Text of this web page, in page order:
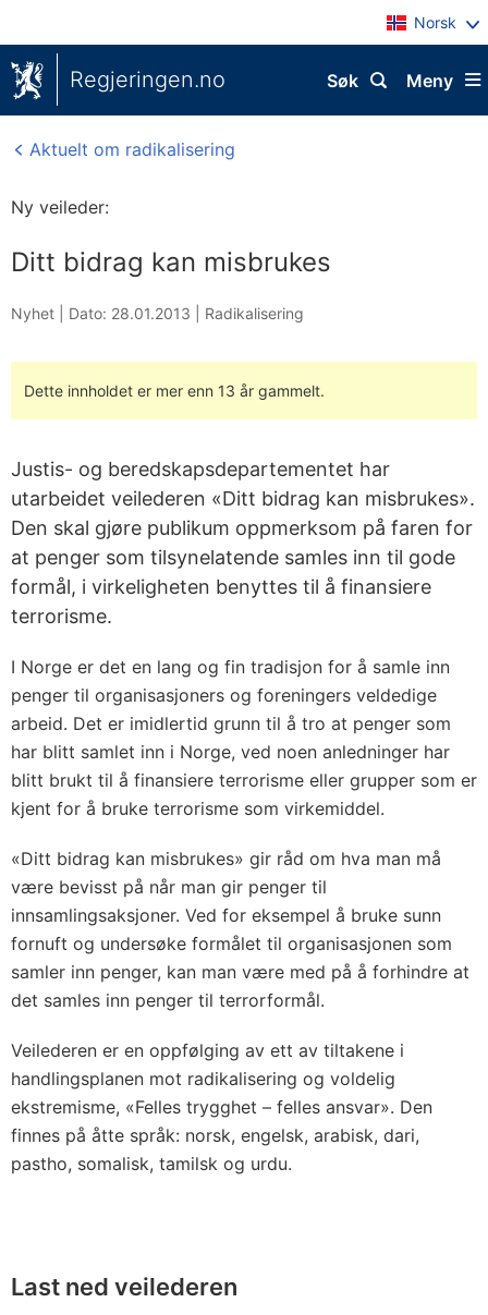
Norsk
Regjeringen.no Meny
Søk
Aktuelt om radikalisering
Ny veileder:
Ditt bidrag kan misbrukes
Nyhet | Dato: 28.01.2013 Radikalisering
Dette innholdet er mer enn 13 år gammelt.
Justis- og beredskapsdepartementet har
utarbeidet veilederen «Ditt bidrag kan misbrukes».
Den skal gjøre publikum oppmerksom på faren for
at penger som tilsynelatende samles inn til gode
formål, i virkeligheten benyttes til å finansiere
terrorisme.
I Norge er det en lang og fin tradisjon for å samle inn
penger til organisasjoners og foreningers veldedige
arbeid. Det er imidlertid grunn til å tro at penger som
har blitt samlet inn i Norge, ved noen anledninger har
blitt brukt til å finansiere terrorisme eller grupper som er
kjent for å bruke terrorisme som virkemiddel.
«Ditt bidrag kan misbrukes» gir råd om hva man må
være bevisst på når man gir penger til
innsamlingsaksjoner. Ved for eksempel å bruke sunn
fornuft og undersøke formålet til organisasjonen som
samler inn penger, kan man være med på å forhindre at
det samles inn penger til terrorformål.
Veilederen er en oppfølging av ett av tiltakene i
handlingsplanen mot radikalisering og voldelig
ekstremisme, «Felles trygghet – felles ansvar». Den
finnes på åtte språk: norsk, engelsk, arabisk, dari,
pastho, somalisk, tamilsk og urdu.
Last ned veilederen